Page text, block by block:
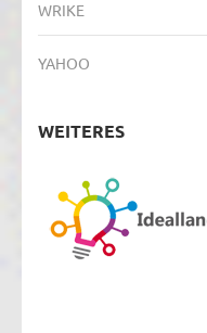
WRIKE
YAHOO
WEITERES